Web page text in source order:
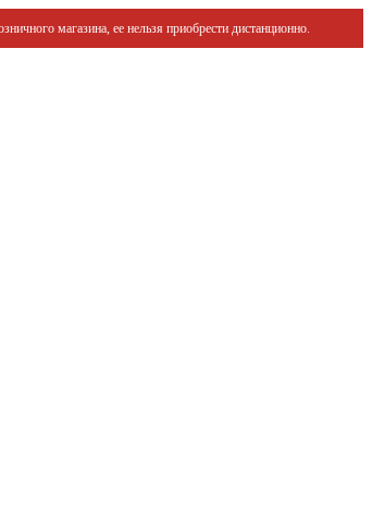
магазина, ее нельзя приобрести дистанционно.